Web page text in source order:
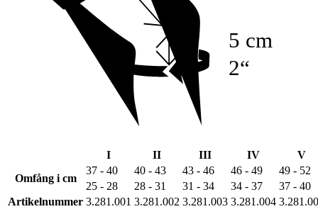
5 cm
2“
I II III IV
V
Omfång i cm
37 - 40 40 - 43 43 - 46 46 - 49
49 - 52
25 - 28
28 - 31 31 - 34 34 - 37
37 - 40
Artikelnummer 3.281.001 3.281.002 3.281.003 3.281.004